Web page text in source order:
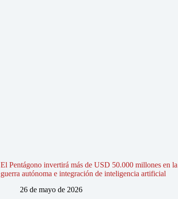
El Pentágono invertirá más de USD 50.000 millones en la
guerra autónoma e integración de inteligencia artificial
26 de mayo de 2026